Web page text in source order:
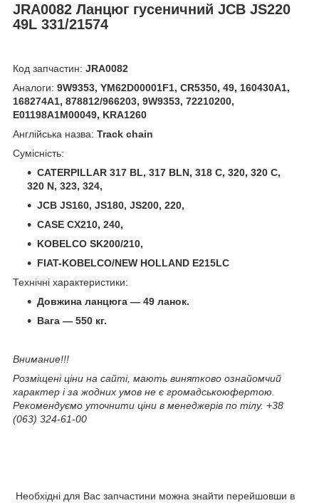
JRA0082 Ланцюг гусеничний JCB JS220
49L 331/21574
Код запчастин: JRA0082
Аналоги: 9W9353, YM62D00001F1, CR5350, 49, 160430A1,
168274A1, 878812/966203, 9W9353, 72210200,
E01198A1M00049, KRA1260
Англійська назва: Track chain
Сумісність:
CATERPILLAR 317 BL, 317 BLN, 318 C, 320, 320 C,
320 N, 323, 324,
JCB JS160, JS180, JS200, 220,
CASE CX210, 240,
KOBELCO SK200/210,
FIAT-KOBELCO/NEW HOLLAND E215LC
Технічні характеристики:
Довжина ланцюга — 49 ланок.
Вага — 550 кг.
Внимание!!!
Розміщені ціни на сайті, мають винятково ознайомчий
характер і за жодних умов не є громадськоюфертою.
Рекомендуємо уточнити ціни в менеджерів по тілу. +38
(063) 324-61-00
Необхідні для Вас запчастини можна знайти перейшовши в